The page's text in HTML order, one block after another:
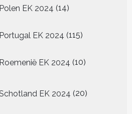
Polen EK 2024 1414
Portugal EK 2024 115115
Roemenië EK 2024 1010
EK 2024 20
producten